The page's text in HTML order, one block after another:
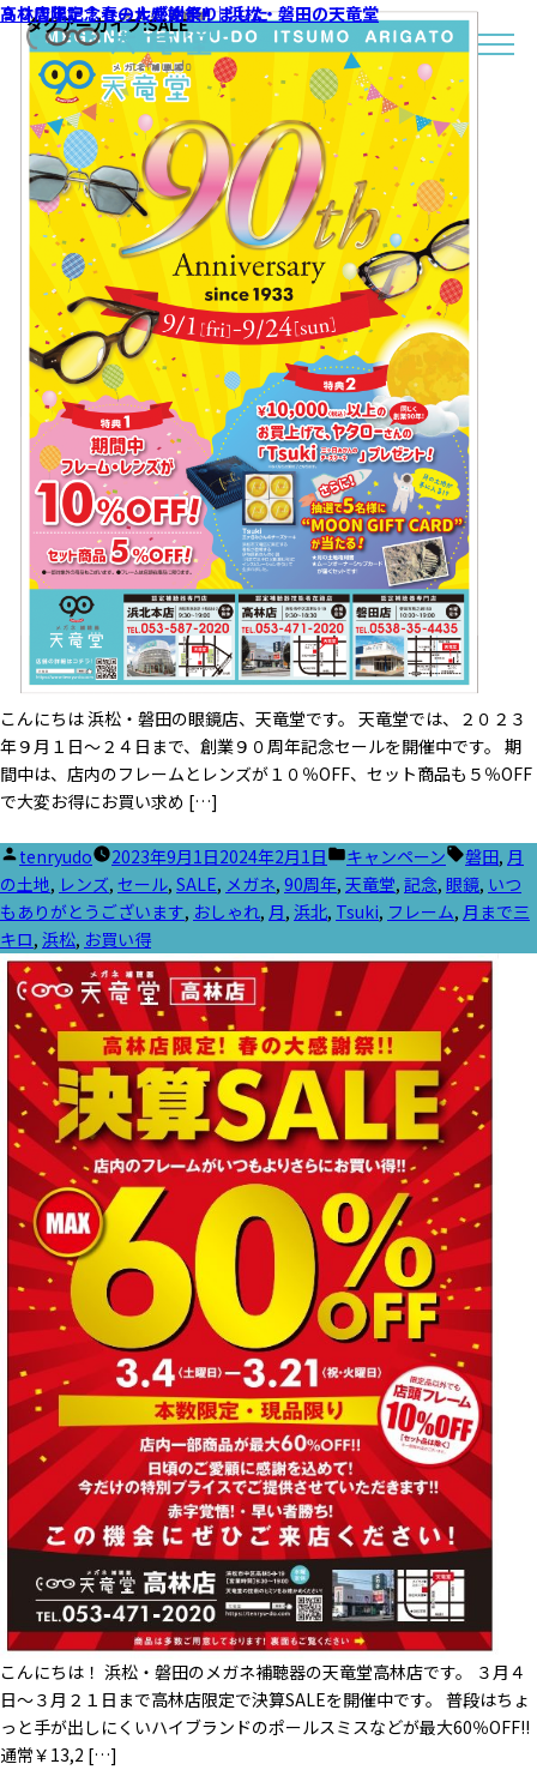
タグアーカイブ:SALE
９０周年記念セールが始まりました
こんにちは 浜松・磐田の眼鏡店、天竜堂です。 天竜堂では、２０２３
年９月１日～２４日まで、創業９０周年記念セールを開催中です。 期
間中は、店内のフレームとレンズが１０％OFF、セット商品も５％OFF
で大変お得にお買い求め […]
投
稿
者:
tenryudo 2023年9月1日2024年2月1日
カ
テ
ゴ
ー:
キャンペーン
タ
グ:
磐田, 月
の土地, レンズ, セール, SALE, メガネ, 90周年, 天竜堂, 記念, 眼鏡, いつ
もありがとうございます, おしゃれ, 月, 浜北, Tsuki, フレーム, 月まで三
キロ, 浜松, お買い得
高林店限定！春の大感謝祭!!｜浜松・磐田の天竜堂
こんにちは！ 浜松・磐田のメガネ補聴器の天竜堂高林店です。 ３月４
日～３月２１日まで高林店限定で決算SALEを開催中です。 普段はちょ
っと手が出しにくいハイブランドのポールスミスなどが最大60％OFF!!
通常￥13,2 […]